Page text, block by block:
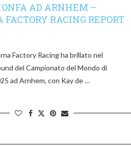
AD ARNHEM –
RACING REPORT
Factory Racing ha brillato nel
del Campionato del Mondo di
ad Arnhem, con Kay de …